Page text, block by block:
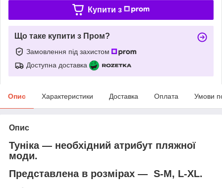
Купити з
Що таке купити з Пром?
Замовлення під захистом
Доступна доставка
Опис Характеристики Доставка Оплата Умови
Опис
Туніка — необхідний атрибут пляжної
моди.
Представлена в розмірах — S-M, L-XL.